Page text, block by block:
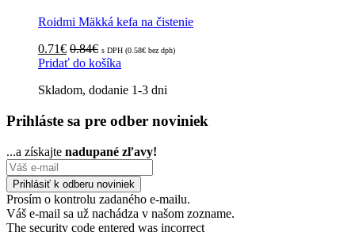
Roidmi Mäkká kefa na čistenie
0.71€ 0.84€ s DPH (0.58€ bez dph)
Pridať do košíka
Skladom, dodanie 1-3 dni
Prihláste sa pre odber noviniek
...a získajte nadupané zľavy!
Prosím o kontrolu zadaného e-mailu.
Váš e-mail sa už nachádza v našom zozname.
The security code entered was incorrect